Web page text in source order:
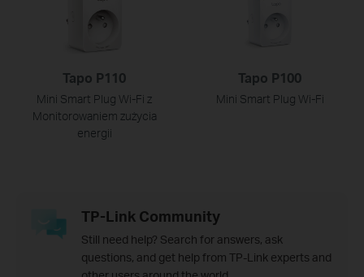
Tapo P110
Mini Smart Plug Wi-Fi z
Monitorowaniem zużycia
energii
Tapo P100
Mini Smart Plug Wi-Fi
TP-Link Community
Still need help? Search for answers, ask
questions, and get help from TP-Link experts and